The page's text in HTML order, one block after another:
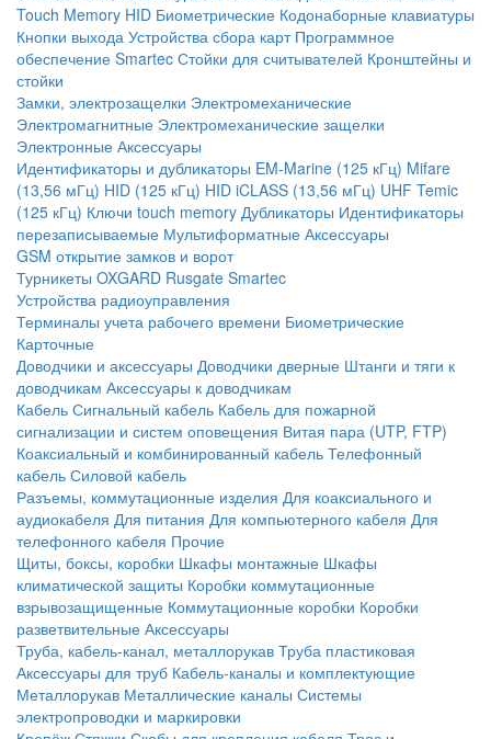
Touch Memory HID Биометрические Кодонаборные клавиатуры
Кнопки выхода Устройства сбора карт Программное
обеспечение Smartec Стойки для считывателей Кронштейны и
стойки
Замки, электрозащелки Электромеханические
Электромагнитные Электромеханические защелки
Электронные Аксессуары
Идентификаторы и дубликаторы EM-Marine (125 кГц) Mifare
(13,56 мГц) HID (125 кГц) HID iCLASS (13,56 мГц) UHF Temic
(125 кГц) Ключи touch memory Дубликаторы Идентификаторы
перезаписываемые Мультиформатные Аксессуары
GSM открытие замков и ворот
Турникеты OXGARD Rusgate Smartec
Устройства радиоуправления
Терминалы учета рабочего времени Биометрические
Карточные
Доводчики и аксессуары Доводчики дверные Штанги и тяги к
доводчикам Аксессуары к доводчикам
Кабель Сигнальный кабель Кабель для пожарной
сигнализации и систем оповещения Витая пара (UTP, FTP)
Коаксиальный и комбинированный кабель Телефонный
кабель Силовой кабель
Разъемы, коммутационные изделия Для коаксиального и
аудиокабеля Для питания Для компьютерного кабеля Для
телефонного кабеля Прочие
Щиты, боксы, коробки Шкафы монтажные Шкафы
климатической защиты Коробки коммутационные
взрывозащищенные Коммутационные коробки Коробки
разветвительные Аксессуары
Труба, кабель-канал, металлорукав Труба пластиковая
Аксессуары для труб Кабель-каналы и комплектующие
Металлорукав Металлические каналы Системы
электропроводки и маркировки